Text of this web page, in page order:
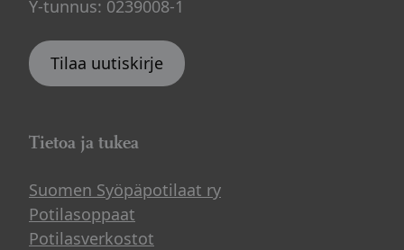
Y-tunnus: 0239008-1
Tilaa uutiskirje
Tietoa ja tukea
Suomen Syöpäpotilaat ry
Potilasoppaat
Potilasverkostot